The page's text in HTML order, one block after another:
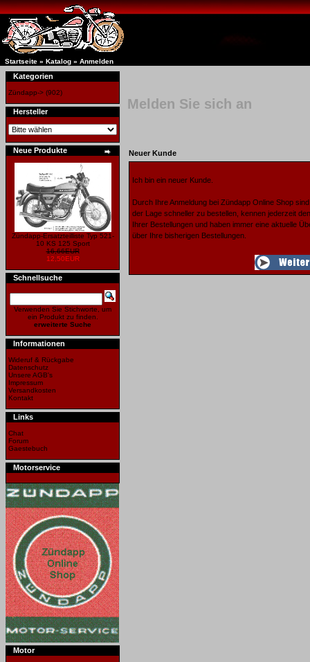
Startseite » Katalog » Anmelden
Kategorien
Zündapp-> (902)
Hersteller
Neue Produkte
Zündapp-Ersatzteilliste Typ 521-
10 KS 125 Sport
16,66EUR
12,50EUR
Schnellsuche
Verwenden Sie Stichworte, um
ein Produkt zu finden.
erweiterte Suche
Informationen
Wideruf & Rückgabe
Datenschutz
Unsere AGB's
Impressum
Versandkosten
Kontakt
Links
Chat
Forum
Gaestebuch
Motorservice
Motor
Melden Sie sich an
Neuer Kunde
Ich bin ein neuer Kunde.
Durch Ihre Anmeldung bei Zündapp Online Shop
der Lage schneller zu bestellen, kennen jederzeit
Ihrer Bestellungen und haben immer eine aktuelle
über Ihre bisherigen Bestellungen.